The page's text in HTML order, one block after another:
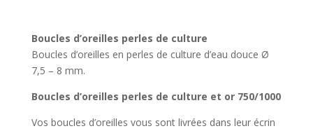
Boucles d’oreilles perles de culture
Boucles d’oreilles en perles de culture d’eau douce Ø
7,5 – 8 mm.
Boucles d’oreilles perles de culture et or 750/1000
Vos boucles d’oreilles vous sont livrées dans leur écrin